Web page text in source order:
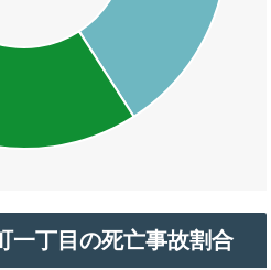
一丁目の死亡事故割合